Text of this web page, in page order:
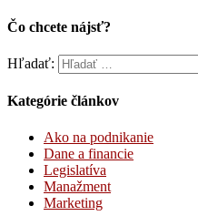
Čo chcete nájsť?
Hľadať:
Kategórie článkov
Ako na podnikanie
Dane a financie
Legislatíva
Manažment
Marketing